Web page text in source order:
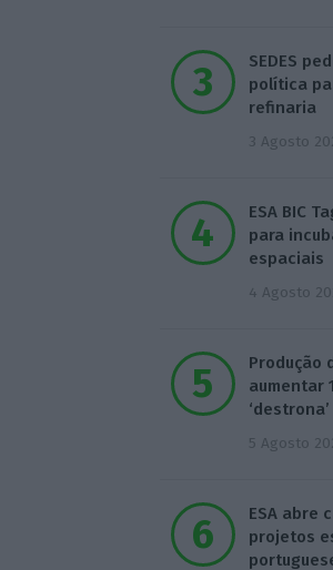
SEDES
política
refinaria
3 Agosto
ESA BIC
para
espaciais
4 Agosto
Produção
aumentar
5 Agosto
ESA abre
projetos